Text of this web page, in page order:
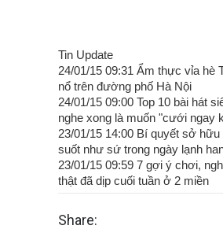
Tin Update
24/01/15 09:31 Ẩm thực vỉa hè
nổ trên đường phố Hà Nội
24/01/15 09:00 Top 10 bài hát
nghe xong là muốn "cưới ngay
23/01/15 14:00 Bí quyết sở hữu
suốt như sứ trong ngày lạnh
23/01/15 09:59 7 gợi ý chơi,
thật đã dịp cuối tuần ở 2 miền
Share: